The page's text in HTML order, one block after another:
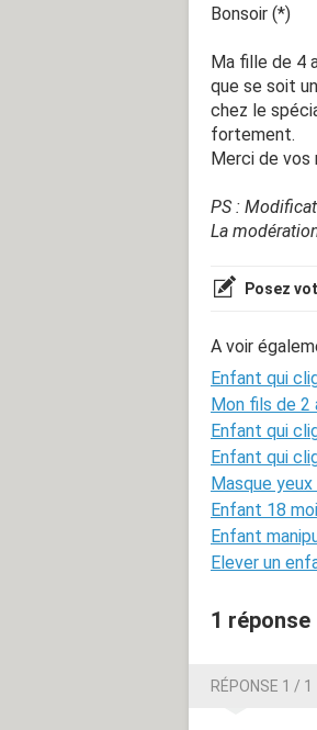
Bonsoir (*)
Ma fille de 4
que se soit
chez le
fortement.
Merci de vos
PS :
La
Posez
A voir
Enfant qui
Mon fils de 2
Enfant qui
Enfant qui
Masque
Enfant 18
Enfant
Elever un
1 réponse
RÉPONSE 1 / 1